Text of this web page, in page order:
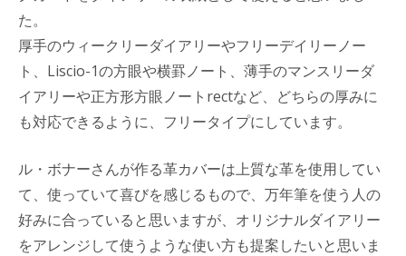
た。
厚手のウィークリーダイアリーやフリーデイリーノー
ト、Liscio-1の方眼や横罫ノート、薄手のマンスリーダ
イアリーや正方形方眼ノートrectなど、どちらの厚みに
も対応できるように、フリータイプにしています。
ル・ボナーさんが作る革カバーは上質な革を使用してい
て、使っていて喜びを感じるもので、万年筆を使う人の
好みに合っていると思いますが、オリジナルダイアリー
をアレンジして使うような使い方も提案したいと思いま